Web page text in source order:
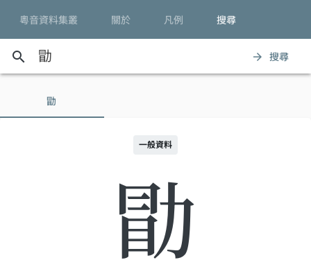
粵音資料集叢 關於 凡例 搜尋
search arrow_forward 搜尋
勖
一般資料
勖